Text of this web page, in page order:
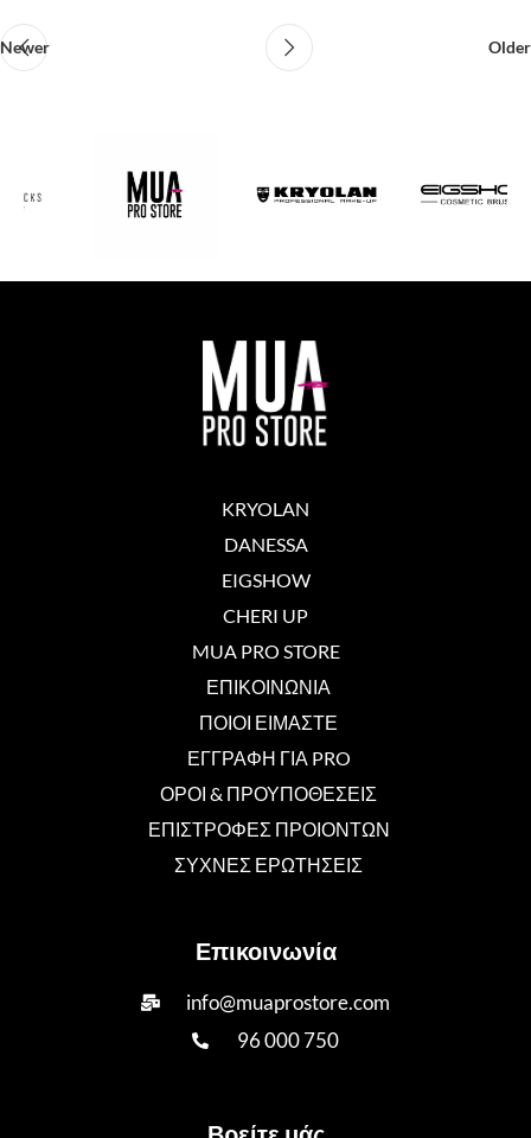
Newer Older
KRYOLAN
DANESSA
EIGSHOW
CHERI UP
MUA PRO STORE
ΕΠΙΚΟΙΝΩΝΙΑ
ΠΟΙΟΙ ΕΙΜΑΣΤΕ
ΕΓΓΡΑΦΗ ΓΙΑ PRO
ΟΡΟΙ & ΠΡΟΥΠΟΘΕΣΕΙΣ
ΕΠΙΣΤΡΟΦΕΣ ΠΡΟΙΟΝΤΩΝ
ΣΥΧΝΕΣ ΕΡΩΤΗΣΕΙΣ
Επικοινωνία
info@muaprostore.com
96 000 750